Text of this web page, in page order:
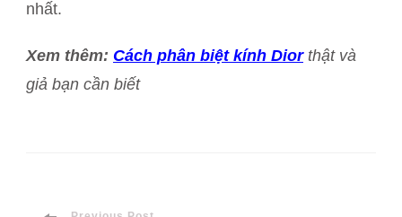
nhất.
Xem thêm: Cách phân biệt kính Diorthật và
giả bạn cần biết